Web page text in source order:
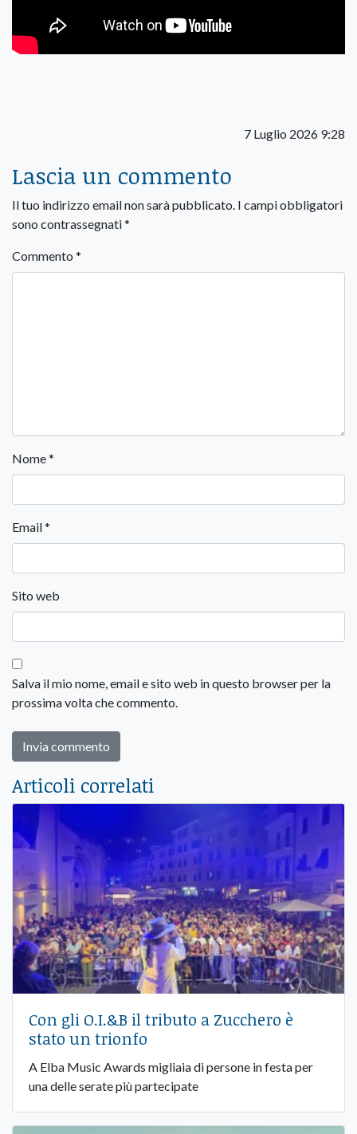
7 Luglio 2026 9:28
Lascia un commento
Il tuo indirizzo email non sarà pubblicato. I campi obbligatori
sono contrassegnati*
Commento *
Nome*
Email*
Sito web
Salva il mio nome, email e sito web in questo browser per la
prossima volta che commento.
Articoli correlati
Con gli O.I.&B il tributo a Zucchero è
stato un trionfo
A Elba Music Awards migliaia di persone in festa per
una delle serate più partecipate